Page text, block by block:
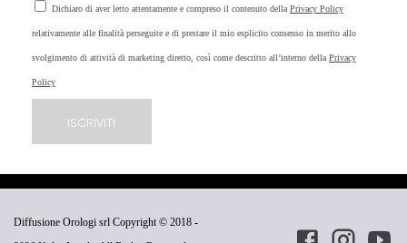
Dichiaro di aver letto attentamente e compreso il contenuto della Privacy Policy
relativamente alle finalità perseguite e di prestare il mio esplicito consenso in merito allo
svolgimento di attività di marketing diretto, così come descritto all’interno della Privacy
Policy
Diffusione Orologi srl Copyright © 2018 -